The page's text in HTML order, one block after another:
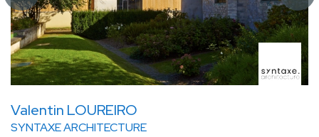
Valentin LOUREIRO
SYNTAXE ARCHITECTURE